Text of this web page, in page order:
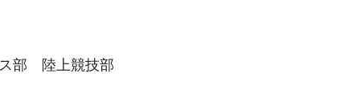
部 陸上競技部